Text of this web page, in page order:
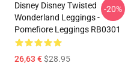
Disney Disney Twisted
Wonderland Leggings -
Pomefiore Leggings RB0301
26,63 €$28.95
-20%